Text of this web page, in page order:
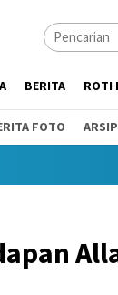
BERITA ROTI
FOTO ARSIP